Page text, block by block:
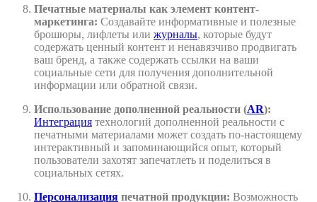
Печатные материалы как элемент контент-
маркетинга: Создавайте информативные и полезные
брошюры, лифлеты или журналы, которые будут
содержать ценный контент и ненавязчиво продвигать
ваш бренд, а также содержать ссылки на ваши
социальные сети для получения дополнительной
информации или обратной связи.
Использование дополненной реальности (AR):
Интеграция технологий дополненной реальности с
печатными материалами может создать по-настоящему
интерактивный и запоминающийся опыт, который
пользователи захотят запечатлеть и поделиться в
социальных сетях.
Персонализация печатной продукции: Возможность